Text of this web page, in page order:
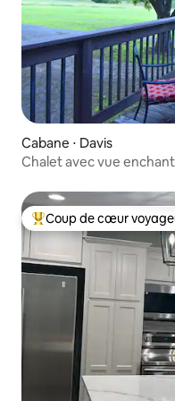
Cabane ⋅ Davis
Chalet avec vue
Coups de cœur
Coup de cœur